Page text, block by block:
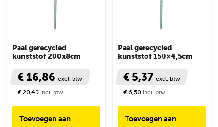
Paal gerecycled
kunststof 200x8cm
€ 16,86 excl. btw
€ 20,40 incl. btw
Toevoegen aan
Paal gerecycled
kunststof 150×4,5cm
€ 5,37excl. btw
€ 6,50 incl. btw
Toevoegen aan